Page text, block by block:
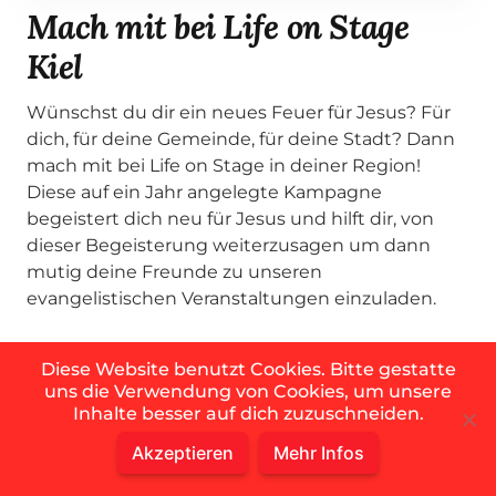
Mach mit bei Life on Stage
Kiel
Wünschst du dir ein neues Feuer für Jesus? Für
dich, für deine Gemeinde, für deine Stadt? Dann
mach mit bei Life on Stage in deiner Region!
Diese auf ein Jahr angelegte Kampagne
begeistert dich neu für Jesus und hilft dir, von
dieser Begeisterung weiterzusagen um dann
mutig deine Freunde zu unseren
evangelistischen Veranstaltungen einzuladen.
Komm zu den #SaveKiel
Abenden
Diese Website benutzt Cookies. Bitte gestatte
uns die Verwendung von Cookies, um unsere
Inhalte besser auf dich zuzuschneiden.
Akzeptieren Mehr Infos